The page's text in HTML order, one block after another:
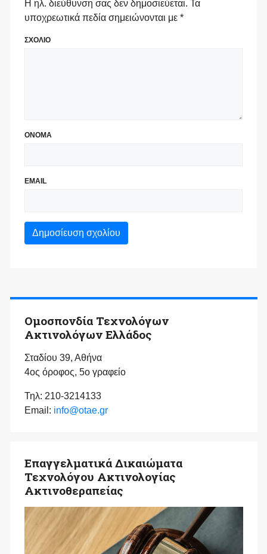
Η ηλ. διεύθυνση σας δεν δημοσιεύεται. Τα
υποχρεωτικά πεδία σημειώνονται με *
ΣΧΟΛΙΟ
ΟΝΟΜΑ
EMAIL
Ομοσπονδία Τεχνολόγων
Ακτινολόγων Ελλάδος
Σταδίου 39, Αθήνα
4ος όροφος, 5ο γραφείο
Τηλ: 210-3214133
Email: info@otae.gr
Επαγγελματικά Δικαιώματα
Τεχνολόγου Ακτινολογίας
Ακτινοθεραπείας